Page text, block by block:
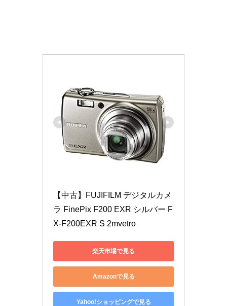
【中古】FUJIFILM デジタルカメ
ラ FinePix F200 EXR シルバー F
X-F200EXR S 2mvetro
楽天市場で見る
Amazonで見る
Yahoo!ショッピングで見る